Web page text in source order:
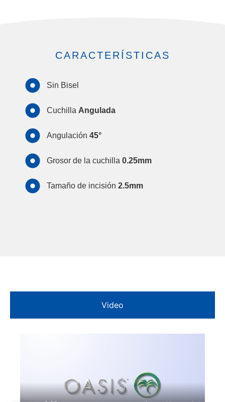
CARACTERÍSTICAS
Sin Bisel
Cuchilla Angulada
Angulación 45°
Grosor de la cuchilla 0.25mm
Tamaño de incisión 2.5mm
Video